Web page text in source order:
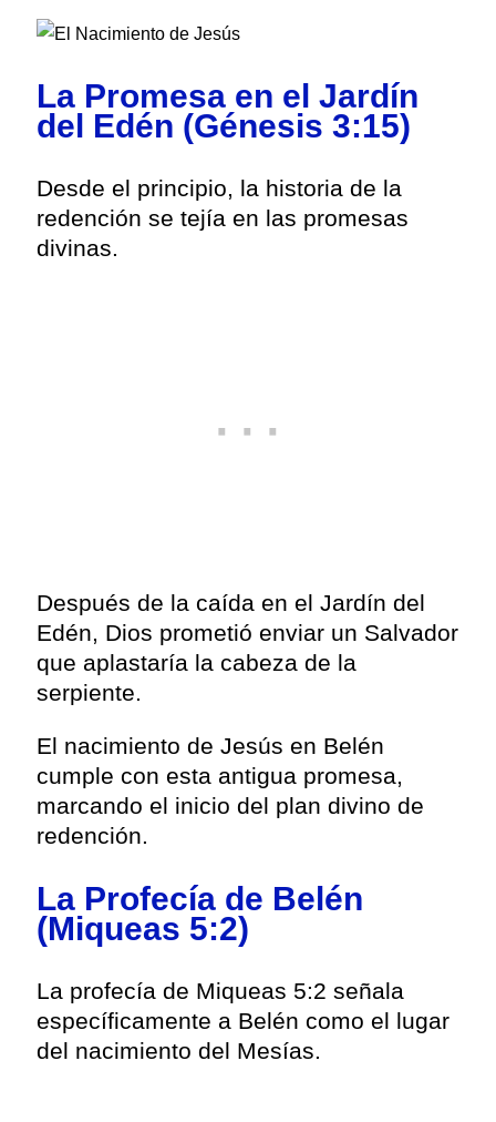
La Promesa en el Jardín
del Edén (Génesis 3:15)
Desde el principio, la historia de la
redención se tejía en las promesas
divinas.
Después de la caída en el Jardín del
Edén, Dios prometió enviar un Salvador
que aplastaría la cabeza de la
serpiente.
El nacimiento de Jesús en Belén
cumple con esta antigua promesa,
marcando el inicio del plan divino de
redención.
La Profecía de Belén
(Miqueas 5:2)
La profecía de Miqueas 5:2 señala
específicamente a Belén como el lugar
del nacimiento del Mesías.